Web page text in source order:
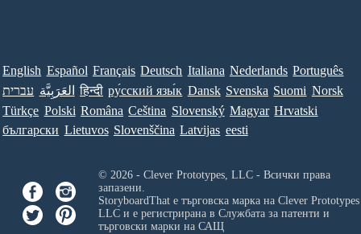
English Español Français Deutsch Italiana Nederlands Português
עברית العَرَبِيَّة हिन्दी ру́сский язы́к Dansk Svenska Suomi Norsk
Türkçe Polski Româna Ceština Slovenský Magyar Hrvatski
български Lietuvos Slovenščina Latvijas eesti
© 2026 - Clever Prototypes, LLC - Всички права
запазени.
StoryboardThat е търговска марка на Clever
LLCи е регистрирана в Службата за патенти и
търговски марки на САЩ